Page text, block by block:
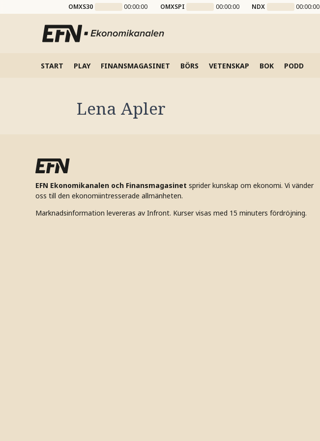
OMXS30 00:00:00 OMXSPI 00:00:00 NDX 00:00:00
START PLAY FINANSMAGASINET BÖRS VETENSKAP BOK PODD
Lena Apler
EFN Ekonomikanalen och Finansmagasinet sprider kunskap om ekonomi. Vi vänder
oss till den ekonomiintresserade allmänheten.
Marknadsinformation levereras av Infront. Kurser visas med 15 minuters fördröjning.